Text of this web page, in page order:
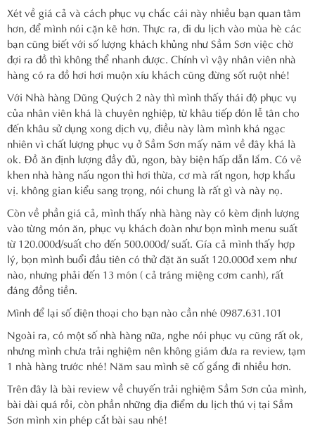
Xét về giá cả và cách phục vụ chắc cái này nhiều bạn quan tâm
hơn, để mình nói cặn kẽ hơn. Thực ra, đi du lịch vào mùa hè các
bạn cũng biết với số lượng khách khủng như Sầm Sơn việc chờ
đợi ra đồ thì không thể nhanh được. Chính vì vậy nhân viên nhà
hàng có ra đồ hơi hơi muộn xíu khách cũng đừng sốt ruột nhé!
Với Nhà hàng Dũng Quých 2 này thì mình thấy thái độ phục vụ
của nhân viên khá là chuyên nghiệp, từ khâu tiếp đón lễ tân cho
đến khâu sử dụng xong dịch vụ, điều này làm mình khá ngạc
nhiên vì chất lượng phục vụ ở Sầm Sơn mấy năm về đây khá là
ok. Đồ ăn định lượng đầy đủ, ngon, bày biện hấp dẫn lắm. Có vẻ
khen nhà hàng nấu ngon thì hơi thừa, cơ mà rất ngon, hợp khẩu
vị. không gian kiểu sang trọng, nói chung là rất gì và này nọ.
Còn về phần giá cả, mình thấy nhà hàng này có kèm định lượng
vào từng món ăn, phục vụ khách đoàn như bọn mình menu suất
từ 120.000đ/suất cho đến 500.000đ/ suất. Gía cả mình thấy hợp
lý, bọn mình buổi đầu tiên có thử đặt ăn suất 120.000đ xem như
nào, nhưng phải đến 13 món ( cả tráng miệng cơm canh), rất
đáng đồng tiền.
Mình để lại số điện thoại cho bạn nào cần nhé 0987.631.101
Ngoài ra, có một số nhà hàng nữa, nghe nói phục vụ cũng rất ok,
nhưng mình chưa trải nghiệm nên không giám đưa ra review, tạm
1 nhà hàng trước nhé! Năm sau mình sẽ cố gắng đi nhiều hơn.
Trên đây là bài review về chuyến trải nghiệm Sầm Sơn của mình,
bài dài quá rồi, còn phần những địa điểm du lịch thú vị tại Sầm
Sơn mình xin phép cắt bài sau nhé!